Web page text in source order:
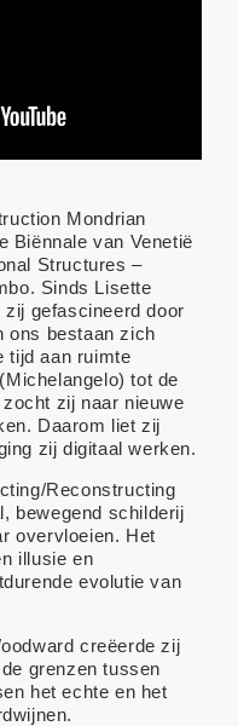
Mondrian
Biënnale van Venetië
Structures –
Sinds Lisette
gefascineerd door
ons bestaan zich
tijd aan ruimte
tot de
zij naar nieuwe
Daarom liet zij
zij digitaal werken.
Reconstructing
bewegend schilderij
overvloeien. Het
illusie en
evolutie van
creëerde zij
grenzen tussen
het echte en het